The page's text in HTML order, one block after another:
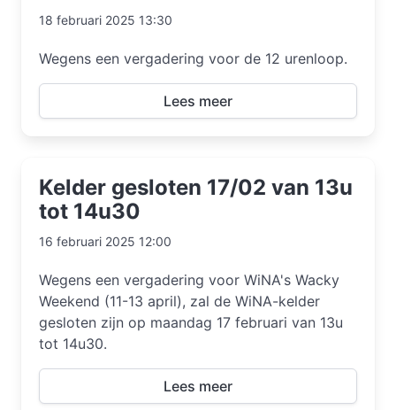
18 februari 2025 13:30
Wegens een vergadering voor de 12 urenloop.
Lees meer
Kelder gesloten 17/02 van 13u
tot 14u30
16 februari 2025 12:00
Wegens een vergadering voor WiNA's Wacky
Weekend (11-13 april), zal de WiNA-kelder
gesloten zijn op maandag 17 februari van 13u
tot 14u30.
Lees meer